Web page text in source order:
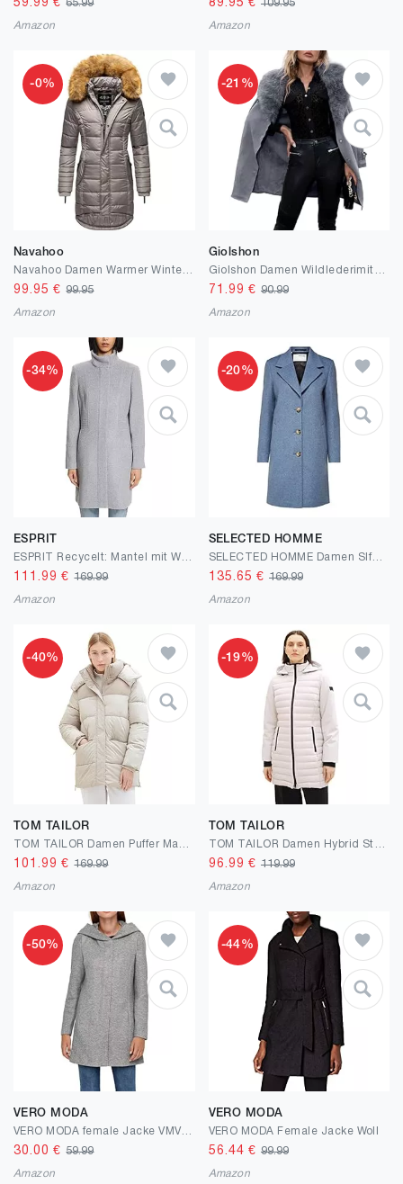
59.99 €65.99
Amazon
89.95 € 109.95
Amazon
-0%
Navahoo
99.95 €99.95
Amazon
-21%
Giolshon
71.99 € 90.99
Amazon
-34%
ESPRIT
ESPRIT Recycelt: Mantel mit Wolle
111.99 €169.99
Amazon
-20%
SELECTED HOMME
135.65 € 169.99
Amazon
-40%
TOM TAILOR
101.99 €169.99
Amazon
-19%
TOM TAILOR
96.99 € 119.99
Amazon
-50%
VERO MODA
30.00 €59.99
Amazon
-44%
VERO MODA
VERO MODA Female Jacke Woll
56.44 € 99.99
Amazon